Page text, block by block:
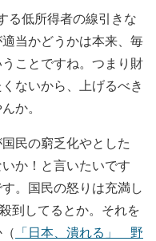
る低所得者の線引きな
当かどうかは本来、毎
ことですね。つまり財
ないから、上げるべき
か。
民の窮乏化やとした
か！と言いたいです
。国民の怒りは充満し
到してるとか。それを
「日本、潰れる」 野